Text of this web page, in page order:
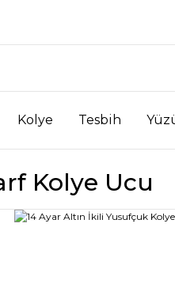
Kolye Tesbih
Kolye Ucu